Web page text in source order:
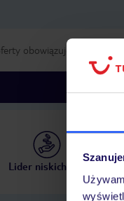
obowiązuje dla
Lider niskich cen